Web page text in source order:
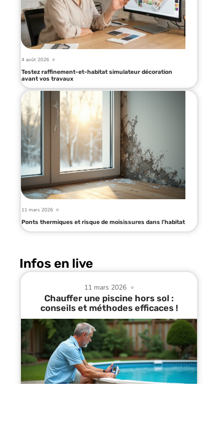
4 août 2026
Testez raffinement-et-habitat simulateur décoration
avant vos travaux
11 mars 2026
Ponts thermiques et risque de moisissures dans l’habitat
Infos en live
11 mars 2026
Chauffer une piscine hors sol :
conseils et méthodes efficaces !